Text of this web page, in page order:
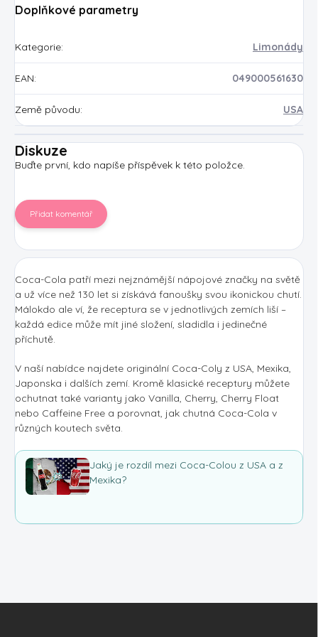
Doplňkové parametry
Kategorie: Limonády
EAN: 049000561630
Země původu: USA
Diskuze
Buďte první, kdo napíše příspěvek k této položce.
Přidat komentář
Coca-Cola patří mezi nejznámější nápojové značky na světě
a už více než 130 let si získává fanoušky svou ikonickou chutí.
Málokdo ale ví, že receptura se v jednotlivých zemích liší –
každá edice může mít jiné složení, sladidla i jedinečné
příchutě.
V naší nabídce najdete originální Coca-Coly z USA, Mexika,
Japonska i dalších zemí. Kromě klasické receptury můžete
ochutnat také varianty jako Vanilla, Cherry, Cherry Float
nebo Caffeine Free a porovnat, jak chutná Coca-Cola v
různých koutech světa.
Jaký je rozdíl mezi Coca-Colou z USA a z
Mexika?